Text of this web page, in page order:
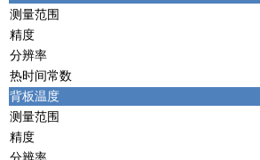
测量范围
精度
分辨率
热时间常数
背板温度
测量范围
精度